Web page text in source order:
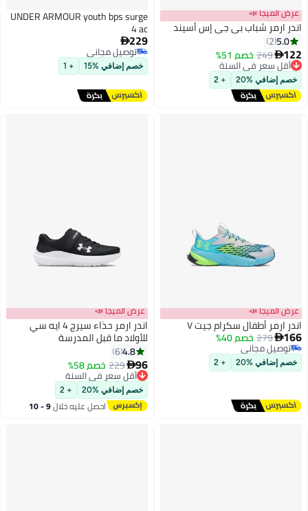
3
عرض الميجا 📣
اندر ارمر شباب بي جي إس أسيند
5.0
2
122
249 خصم 51%
أقل سعر في السنة
توصيل مجاني
أقل سعر في السنة
خصم إضافي %20 + 2
UNDER ARMOUR youth bps surge
4 ac
229
توصيل مجاني
توصيل مجاني
خصم إضافي %15 + 1
2
عرض الميجا 📣
اندر ارمر أطفال سكرام جيت ٧
166
279 خصم 40%
توصيل مجاني
توصيل مجاني
خصم إضافي %20 + 2
عرض الميجا 📣
اندر ارمر حذاء سيرج 4 ايه سي
للأولاد ما قبل المدرسة
4.8
6
96
229 خصم 58%
أقل سعر في السنة
توصيل مجاني
أقل سعر في السنة
خصم إضافي %20 + 2
احصل عليه خلال 9 - 10